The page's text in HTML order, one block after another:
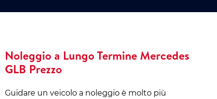
Noleggio a Lungo Termine Mercedes
GLB Prezzo
Guidare un veicolo a noleggio è molto più